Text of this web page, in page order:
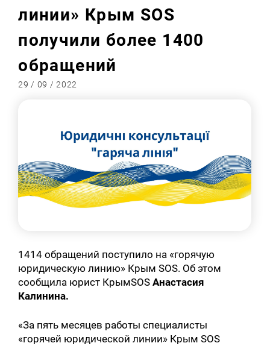
линии» Крым SOS
получили более 1400
обращений
29 / 09 / 2022
1414 обращений поступило на «горячую
юридическую линию» Крым SOS. Об этом
сообщила юрист КрымSOSАнастасия
Калинина.
«За пять месяцев работы специалисты
«горячей юридической линии» Крым SOS